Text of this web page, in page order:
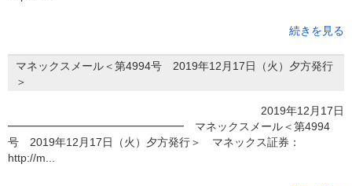
続きを見る
マネックスメール＜第4994号 2019年12月17日（火）夕方発行
＞
2019年12月17日
━━━━━━━━━━━━━━━━ マネックスメール＜第4994
号 2019年12月17日（火）夕方発行＞ マネックス証券：
http://m...